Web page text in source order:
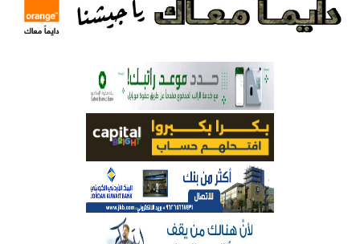
الملكة علياء الدولي – صور
العلمية الثقافية الأردنية
حملة للتبرع بالدم في جامعة الزيتونة الأردنية